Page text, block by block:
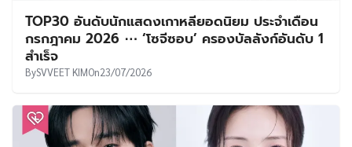
TOP30 อันดับนักแสดงเกาหลียอดนิยม ประจำเดือน
กรกฎาคม 2026 ⋯ ‘โซจีซอบ’ ครองบัลลังก์อันดับ 1
สำเร็จ
BySVVEET KIMOn23/07/2026